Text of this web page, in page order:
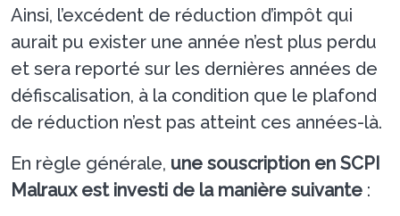
Ainsi, l’excédent de réduction d’impôt qui
aurait pu exister une année n’est plus perdu
et sera reporté sur les dernières années de
défiscalisation, à la condition que le plafond
de réduction n’est pas atteint ces années-là.
En règle générale, une souscription en SCPI
Malraux est investi de la manière suivante :